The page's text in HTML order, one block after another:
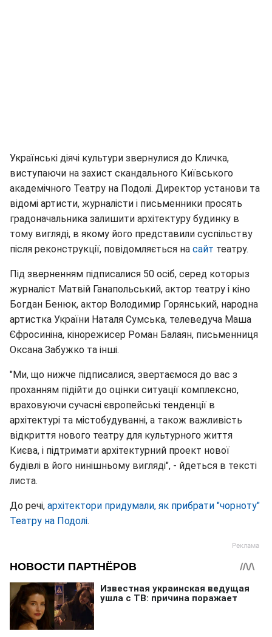
Українські діячі культури звернулися до Кличка,
виступаючи на захист скандального Київського
академічного Театру на Подолі. Директор установи та
відомі артисти, журналісти і письменники просять
градоначальника залишити архітектуру будинку в
тому вигляді, в якому його представили суспільству
після реконструкції, повідомляється на сайт театру.
Під зверненням підписалися 50 осіб, серед которыз
журналіст Матвій Ганапольський, актор театру і кіно
Богдан Бенюк, актор Володимир Горянський, народна
артистка України Наталя Сумська, телеведуча Маша
Єфросиніна, кінорежисер Роман Балаян, письменниця
Оксана Забужко та інші.
"Ми, що нижче підписалися, звертаємося до вас з
проханням підійти до оцінки ситуації комплексно,
враховуючи сучасні європейські тенденції в
архітектурі та містобудуванні, а також важливість
відкриття нового театру для культурного життя
Києва, і підтримати архітектурний проект нової
будівлі в його нинішньому вигляді", - йдеться в тексті
листа.
До речі, архітектори придумали, як прибрати "чорноту"
Театру на Подолі.